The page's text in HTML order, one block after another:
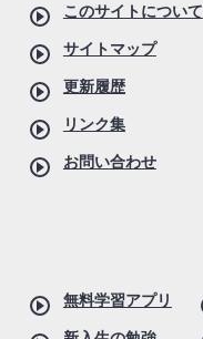
このサイトについて
サイトマップ
更新履歴
リンク集
お問い合わせ
無料学習アプリ